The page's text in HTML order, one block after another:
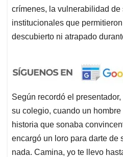
crímenes, la vulnerabilidad
institucionales que
descubierto ni atrapado
Según recordó el
su colegio, cuando un
historia que sonaba
encargó un loro para darte de
nada. Camina, yo te llevo